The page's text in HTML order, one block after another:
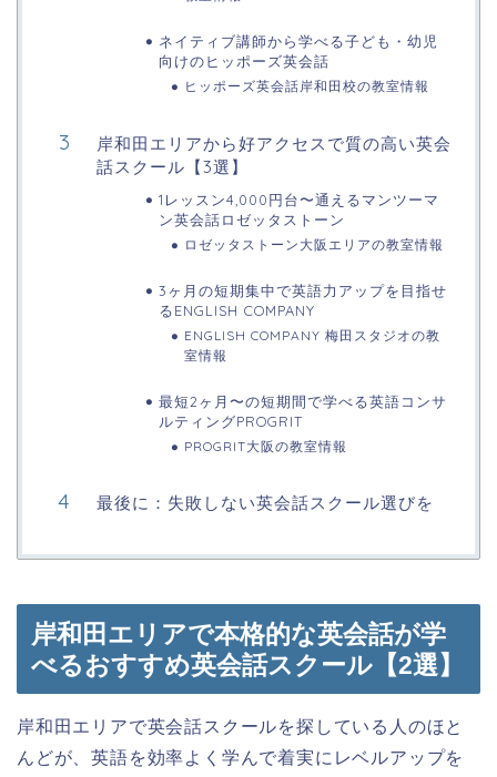
ネイティブ講師から学べる子ども・幼児
向けのヒッポーズ英会話
ヒッポーズ英会話岸和田校の教室情報
岸和田エリアから好アクセスで質の高い英会
話スクール【3選】
1レッスン4,000円台〜通えるマンツーマ
ン英会話ロゼッタストーン
ロゼッタストーン大阪エリアの教室情報
3ヶ月の短期集中で英語力アップを目指せ
るENGLISH COMPANY
ENGLISH COMPANY 梅田スタジオの教
室情報
最短2ヶ月〜の短期間で学べる英語コンサ
ルティングPROGRIT
PROGRIT大阪の教室情報
最後に：失敗しない英会話スクール選びを
岸和田エリアで本格的な英会話が学
べるおすすめ英会話スクール【2選】
岸和田エリアで英会話スクールを探している人のほと
んどが、英語を効率よく学んで着実にレベルアップを